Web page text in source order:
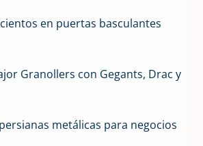
en puertas basculantes
Granollers con Gegants, Drac y
metálicas para negocios